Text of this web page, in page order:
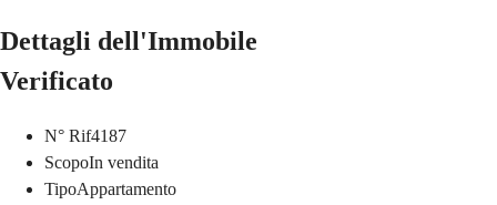
Dettagli dell'Immobile
Verificato
N° Rif4187
ScopoIn vendita
TipoAppartamento